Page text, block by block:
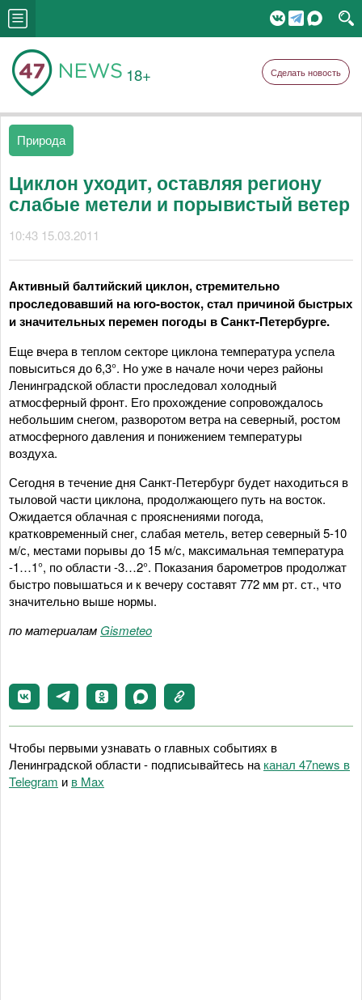
18+ Сделать новость
Природа
Циклон уходит, оставляя региону
слабые метели и порывистый ветер
10:43 15.03.2011
Активный балтийский циклон, стремительно
проследовавший на юго-восток, стал причиной быстрых
и значительных перемен погоды в Санкт-Петербурге.
Еще вчера в теплом секторе циклона температура успела
повыситься до 6,3°. Но уже в начале ночи через районы
Ленинградской области проследовал холодный
атмосферный фронт. Его прохождение сопровождалось
небольшим снегом, разворотом ветра на северный, ростом
атмосферного давления и понижением температуры
воздуха.
Сегодня в течение дня Санкт-Петербург будет находиться в
тыловой части циклона, продолжающего путь на восток.
Ожидается облачная с прояснениями погода,
кратковременный снег, слабая метель, ветер северный 5-10
м/с, местами порывы до 15 м/с, максимальная температура
-1…1°, по области -3…2°. Показания барометров продолжат
быстро повышаться и к вечеру составят 772 мм рт. ст., что
значительно выше нормы.
по материалам Gismeteo
Чтобы первыми узнавать о главных событиях в
Ленинградской области - подписывайтесь на канал 47news в
Telegram и в Maх